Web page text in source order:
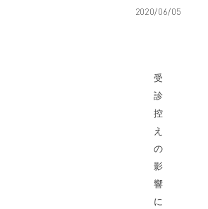
2020/06/05
受
診
控
え
の
影
響
に